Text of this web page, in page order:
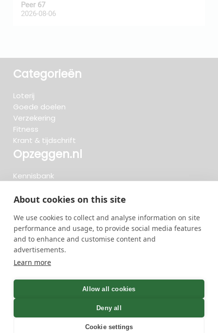
About cookies on this site
We use cookies to collect and analyse information on site
performance and usage, to provide social media features
and to enhance and customise content and
advertisements.
Learn more
Allow all cookies
Deny all
Cookie settings
Peer 67
2026-08-06
Categorieën
Loterij
Goede doelen
Verzekering
Fitness
Krant & tijdschrift
Opzeggen.nl
Kennisbank
Beoordelingen
Meteen opzeggen
736 opzeggingen afgelopen 30 dagen - 3.666.127
opzeggingen in totaal
GreenOnline BV Gebruiksvoorwaarden